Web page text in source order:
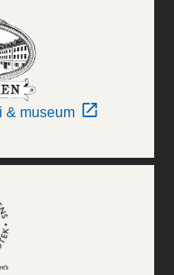
& museum